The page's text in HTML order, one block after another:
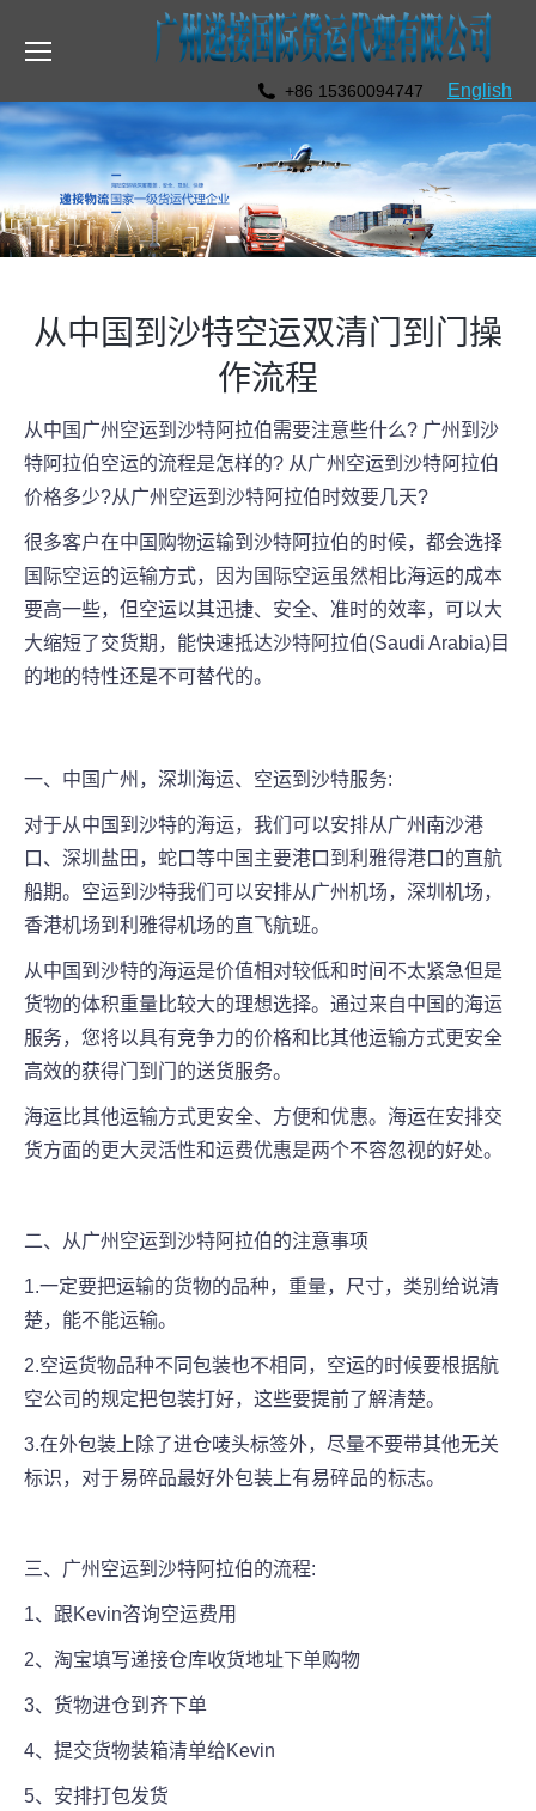
+86 15360094747 English
从中国到沙特空运双清门到门操
作流程
从中国广州空运到沙特阿拉伯需要注意些什么? 广州到沙
特阿拉伯空运的流程是怎样的? 从广州空运到沙特阿拉伯
价格多少?从广州空运到沙特阿拉伯时效要几天?
很多客户在中国购物运输到沙特阿拉伯的时候，都会选择
国际空运的运输方式，因为国际空运虽然相比海运的成本
要高一些，但空运以其迅捷、安全、准时的效率，可以大
大缩短了交货期，能快速抵达沙特阿拉伯(Saudi Arabia)目
的地的特性还是不可替代的。
一、中国广州，深圳海运、空运到沙特服务:
对于从中国到沙特的海运，我们可以安排从广州南沙港
口、深圳盐田，蛇口等中国主要港口到利雅得港口的直航
船期。空运到沙特我们可以安排从广州机场，深圳机场，
香港机场到利雅得机场的直飞航班。
从中国到沙特的海运是价值相对较低和时间不太紧急但是
货物的体积重量比较大的理想选择。通过来自中国的海运
服务，您将以具有竞争力的价格和比其他运输方式更安全
高效的获得门到门的送货服务。
海运比其他运输方式更安全、方便和优惠。海运在安排交
货方面的更大灵活性和运费优惠是两个不容忽视的好处。
二、从广州空运到沙特阿拉伯的注意事项
1.一定要把运输的货物的品种，重量，尺寸，类别给说清
楚，能不能运输。
2.空运货物品种不同包装也不相同，空运的时候要根据航
空公司的规定把包装打好，这些要提前了解清楚。
3.在外包装上除了进仓唛头标签外，尽量不要带其他无关
标识，对于易碎品最好外包装上有易碎品的标志。
三、广州空运到沙特阿拉伯的流程:
1、跟Kevin咨询空运费用
2、淘宝填写递接仓库收货地址下单购物
3、货物进仓到齐下单
4、提交货物装箱清单给Kevin
5、安排打包发货